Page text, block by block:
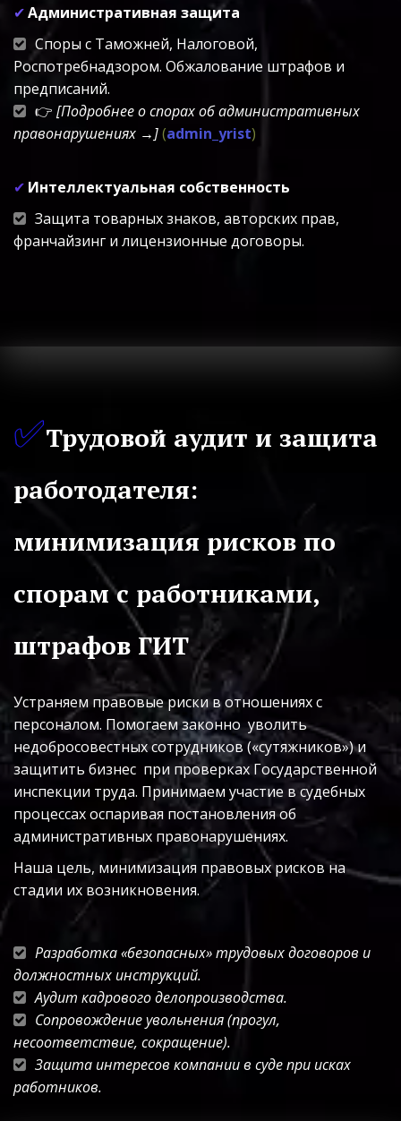
✔ Административная защита
Споры с Таможней, Налоговой,
Роспотребнадзором. Обжалование штрафов и
предписаний.
👉 [Подробнее о спорах об административных
правонарушениях →](admin_yrist)
✔ Интеллектуальная собственность
Защита товарных знаков, авторских прав,
франчайзинг и лицензионные договоры.
✅Трудовой аудит и защита
работодателя:
минимизация рисков по
спорам с работниками,
штрафов ГИТ
Устраняем правовые риски в отношениях с
персоналом. Помогаем законно  уволить
недобросовестных сотрудников («сутяжников») и
защитить бизнес  при проверках Государственной
инспекции труда. Принимаем участие в судебных
процессах оспаривая постановления об
административных правонарушениях.
Наша цель, минимизация правовых рисков на
стадии их возникновения.
Разработка «безопасных» трудовых договоров и
должностных инструкций.
Аудит кадрового делопроизводства.
Сопровождение увольнения (прогул,
несоответствие, сокращение).
Защита интересов компании в суде при исках
работников.